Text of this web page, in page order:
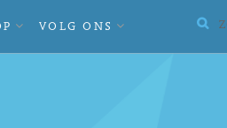
UITVOUWEN
VOLG ONS
UITVOUWEN